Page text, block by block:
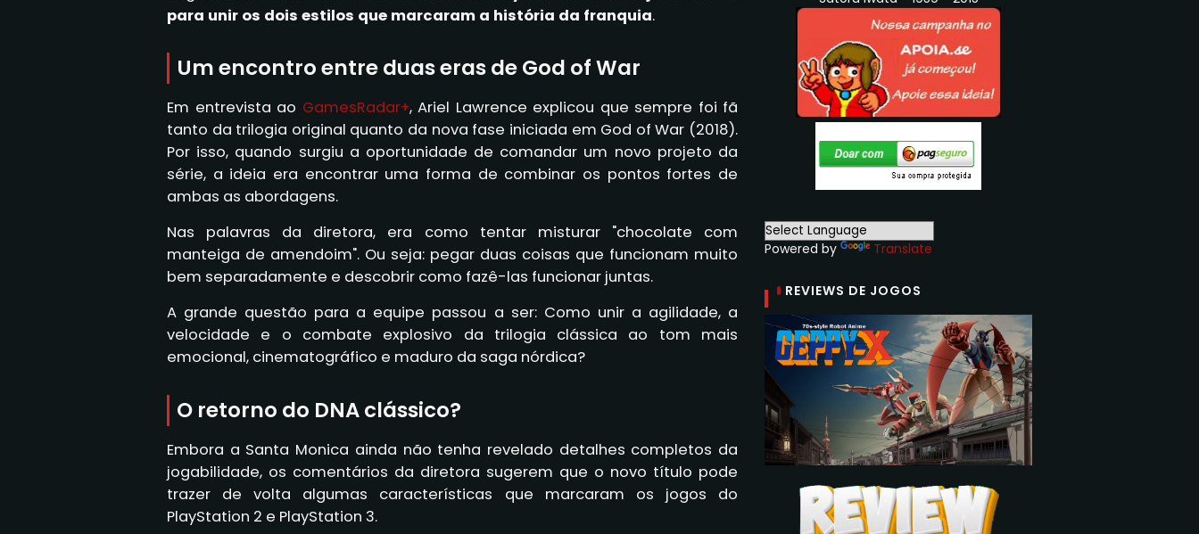
para unir os dois estilos que marcaram a história da franquia.
Um encontro entre duas eras de God of War
Em entrevista ao GamesRadar+, Ariel Lawrence explicou que sempre foi fã
tanto da trilogia original quanto da nova fase iniciada em God of War (2018).
Por isso, quando surgiu a oportunidade de comandar um novo projeto da
série, a ideia era encontrar uma forma de combinar os pontos fortes de
ambas as abordagens.
Nas palavras da diretora, era como tentar misturar "chocolate com
manteiga de amendoim". Ou seja: pegar duas coisas que funcionam muito
bem separadamente e descobrir como fazê-las funcionar juntas.
A grande questão para a equipe passou a ser: Como unir a agilidade, a
velocidade e o combate explosivo da trilogia clássica ao tom mais
emocional, cinematográfico e maduro da saga nórdica?
O retorno do DNA clássico?
Embora a Santa Monica ainda não tenha revelado detalhes completos da
jogabilidade, os comentários da diretora sugerem que o novo título pode
trazer de volta algumas características que marcaram os jogos do
PlayStation 2 e PlayStation 3.
Powered by Translate
REVIEWS DE JOGOS